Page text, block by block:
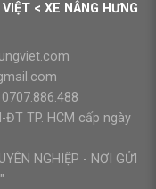
< XE NÂNG HƯNG
0707.886.488
ĐT TP. HCM cấp ngày
NGHIỆP - NƠI GỬI